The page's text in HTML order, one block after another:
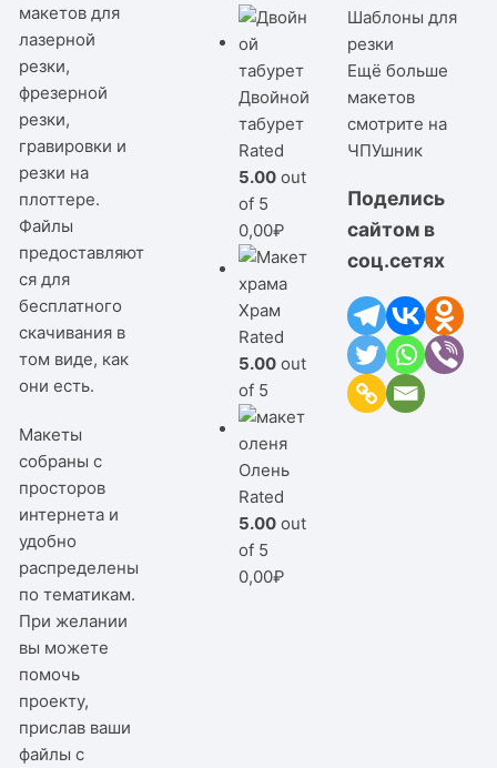
макетов для
лазерной
резки,
фрезерной
резки,
гравировки и
резки на
плоттере.
Файлы
предоставляют
ся для
бесплатного
скачивания в
том виде, как
они есть.
Макеты
собраны с
просторов
интернета и
удобно
распределены
по тематикам.
При желании
вы можете
помочь
проекту,
прислав ваши
файлы с
Двойной
табурет
Rated
5.00 out
of 5
0,00₽
Храм
Rated
5.00 out
of 5
Олень
Rated
5.00 out
of 5
0,00₽
Шаблоны для
резки
Ещё больше
макетов
смотрите на
ЧПУшник
Поделись
сайтом в
соц.сетях